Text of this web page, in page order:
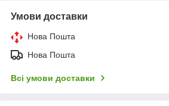
Умови доставки
Нова Пошта
Нова Пошта
Всі умови доставки